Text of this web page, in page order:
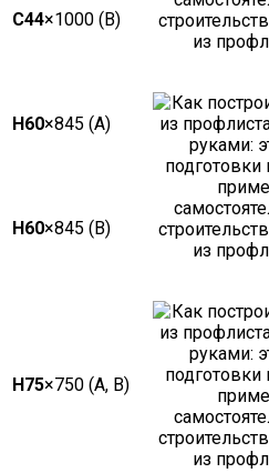
С44×1000 (В)
Н60×845 (А)
Н60×845 (В)
Н75×750 (А, В)